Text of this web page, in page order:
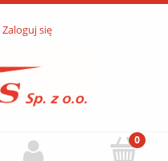
Zaloguj się